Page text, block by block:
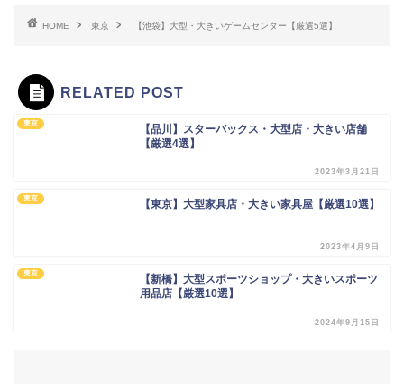
HOME 東京 【池袋】大型・大きいゲームセンター【厳選5選】
RELATED POST
東京
【品川】スターバックス・大型店・大きい店舗
【厳選4選】
2023年3月21日
東京 【東京】大型家具店・大きい家具屋【厳選10選】
2023年4月9日
東京
【新橋】大型スポーツショップ・大きいスポーツ
用品店【厳選10選】
2024年9月15日